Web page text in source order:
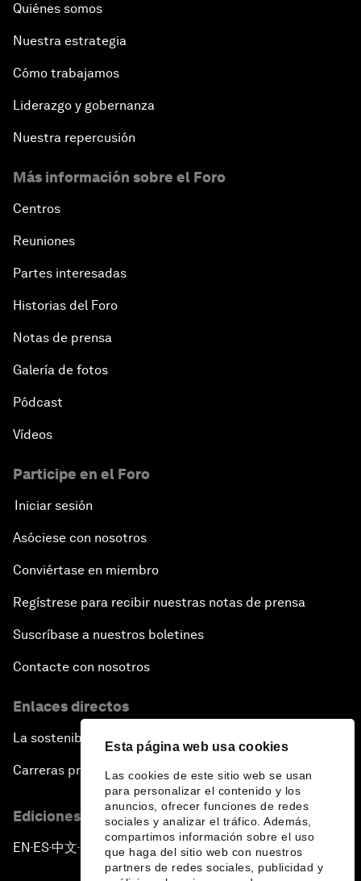
Esta página web usa cookies
Las cookies de este sitio web se usan
para personalizar el contenido y los
anuncios, ofrecer funciones de redes
sociales y analizar el tráfico. Además,
compartimos información sobre el uso
que haga del sitio web con nuestros
partners de redes sociales, publicidad y
Quiénes somos
Nuestra estrategia
Cómo trabajamos
Liderazgo y gobernanza
Nuestra repercusión
Más información sobre el Foro
Centros
Reuniones
Partes interesadas
Historias del Foro
Notas de prensa
Galería de fotos
Pódcast
Vídeos
Participe en el Foro
Iniciar sesión
Asóciese con nosotros
Conviértase en miembro
Regístrese para recibir nuestras notas de prensa
Suscríbase a nuestros boletines
Contacte con nosotros
Enlaces directos
La sostenibilidad en el Foro
Carreras profesionales
Ediciones en otros idiomas
EN ▪ES▪中文▪ 日本語